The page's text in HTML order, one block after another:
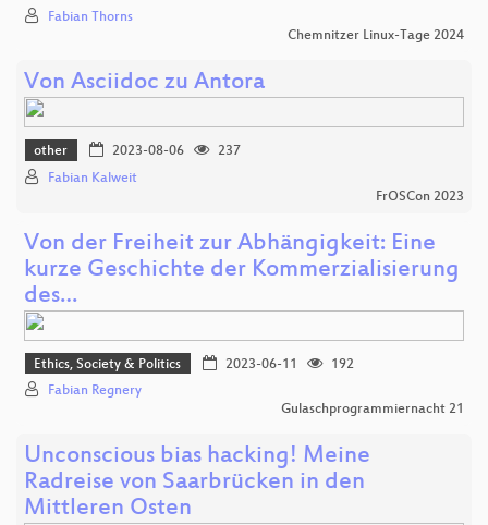
Fabian Thorns
Chemnitzer Linux-Tage 2024
Von Asciidoc zu Antora
other 2023-08-06
237
Fabian Kalweit
FrOSCon 2023
Von der Freiheit zur Abhängigkeit: Eine
kurze Geschichte der Kommerzialisierung
des…
Ethics, Society & Politics 2023-06-11
192
Fabian Regnery
Gulaschprogrammiernacht 21
Unconscious bias hacking! Meine
Radreise von Saarbrücken in den
Mittleren Osten